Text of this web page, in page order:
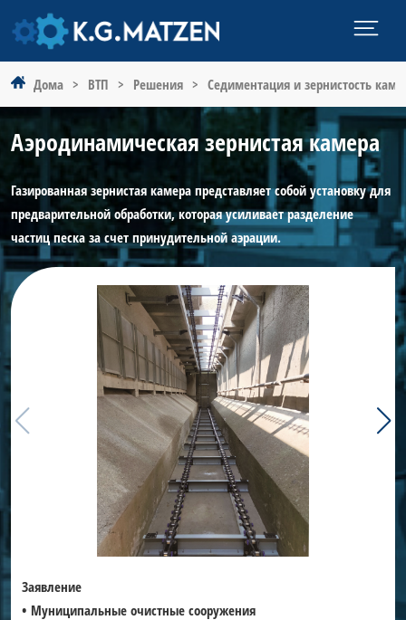
Дома > ВТП > Решения > Седиментация и зернистость
Аэродинамическая зернистая камера
Газированная зернистая камера представляет собой установку для
предварительной обработки, которая усиливает разделение
частиц песка за счет принудительной аэрации.
Заявление
• Муниципальные очистные сооружения